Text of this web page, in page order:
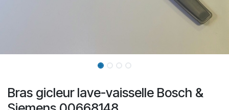
Bras gicleur lave-vaisselle Bosch &